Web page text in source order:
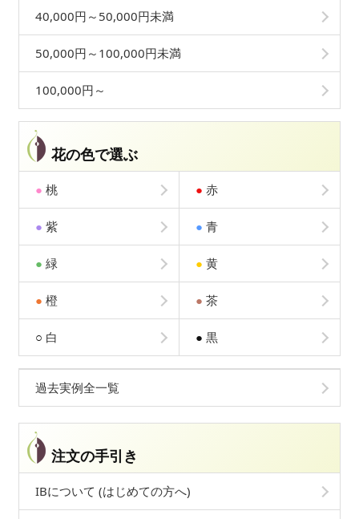
40,000円～50,000円未満
50,000円～100,000円未満
100,000円～
花の色で選ぶ
● 桃 ● 赤
● 紫 ● 青
● 緑 ● 黄
● 橙 ● 茶
○ 白 ● 黒
過去実例全一覧
注文の手引き
IBについて (はじめての方へ)